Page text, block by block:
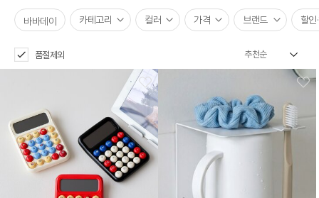
바바데이 카테고리 컬러 가격 브랜드 할인
품절제외